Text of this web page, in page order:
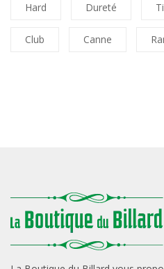
Hard Dureté
Club Canne